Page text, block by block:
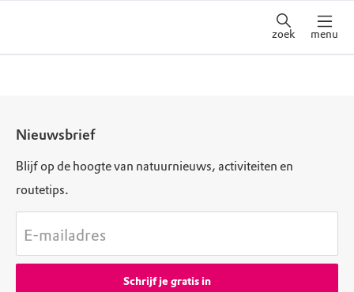
zoek menu
Nieuwsbrief
Blijf op de hoogte van natuurnieuws, activiteiten en
routetips.
E-mailadres
Schrijf je gratis in